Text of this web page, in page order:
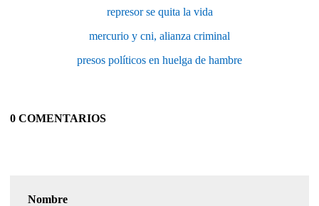
represor se quita la vida
mercurio y cni, alianza criminal
presos políticos en huelga de hambre
0 COMENTARIOS
Nombre